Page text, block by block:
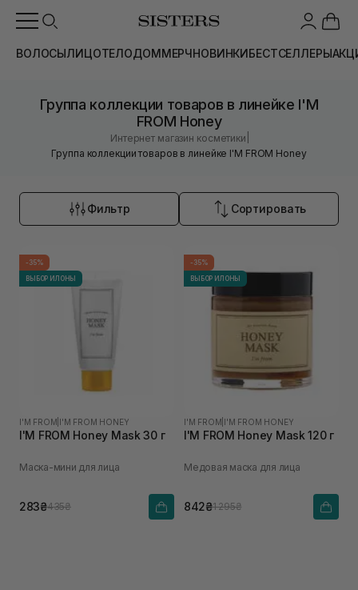
ВОЛОСЫЛИЦОТЕЛОДОММЕРЧНОВИНКИБЕСТСЕЛЛЕРЫ
Группа коллекции товаров в линейке I'M
FROM Honey
Интернет магазин косметики
Группа коллекции товаров в линейке I'M FROM Honey
Фильтр Сортировать
-35%
ВЫБОР ИЛОНЫ
I'M FROM I'M FROM HONEY
I'M FROM Honey Mask 30 г
Маска-мини для лица
283₴435₴
-35%
ВЫБОР ИЛОНЫ
I'M FROM I'M FROM HONEY
I'M FROM Honey Mask 120 г
Медовая маска для лица
842₴1 295₴